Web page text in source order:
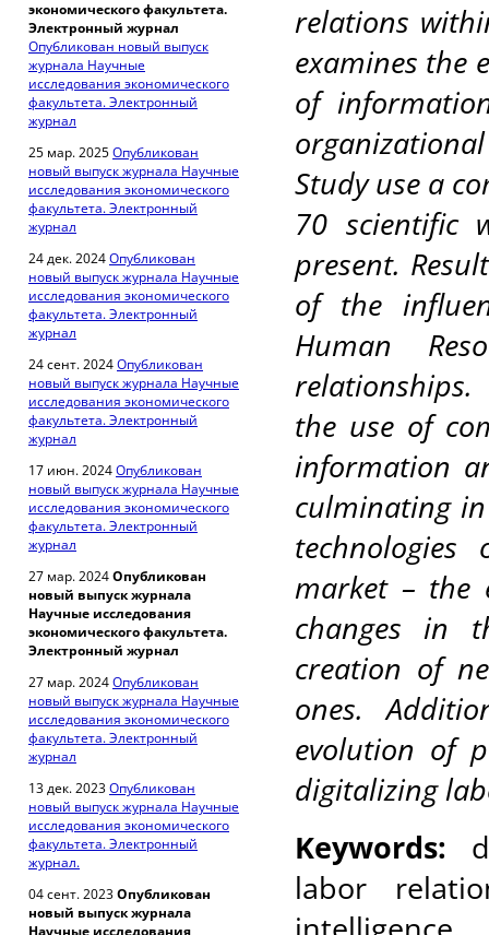
экономического факультета.
Электронный журнал
Опубликован новый выпуск
журнала Научные
исследования экономического
факультета. Электронный
журнал
25 мар. 2025Опубликован
новый выпуск журнала Научные
исследования экономического
факультета. Электронный
журнал
24 дек. 2024Опубликован
новый выпуск журнала Научные
исследования экономического
факультета. Электронный
журнал
24 сент. 2024Опубликован
новый выпуск журнала Научные
исследования экономического
факультета. Электронный
журнал
17 июн. 2024Опубликован
новый выпуск журнала Научные
исследования экономического
факультета. Электронный
журнал
27 мар. 2024Опубликован
новый выпуск журнала
Научные исследования
экономического факультета.
Электронный журнал
27 мар. 2024Опубликован
новый выпуск журнала Научные
исследования экономического
факультета. Электронный
журнал
13 дек. 2023Опубликован
новый выпуск журнала Научные
исследования экономического
факультета. Электронный
журнал.
04 сент. 2023Опубликован
новый выпуск журнала
Научные исследования
relations
examines the
of
Study use a
70 scientific
present.
of the
Human
the use of
information
culminating
market – the
changes in
creation of
ones.
evolution of
digitalizing
Keywords:
labor